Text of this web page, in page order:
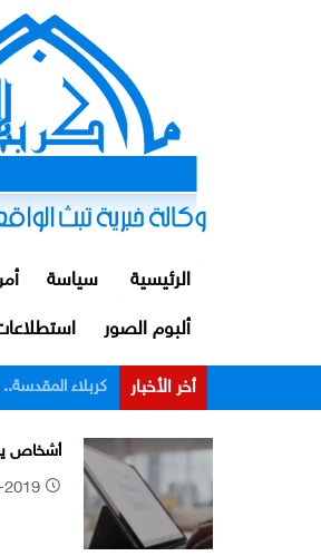
الرئيسية سياسة
ألبوم الصور
أخر الأخبار الداخلية:
أشخاص